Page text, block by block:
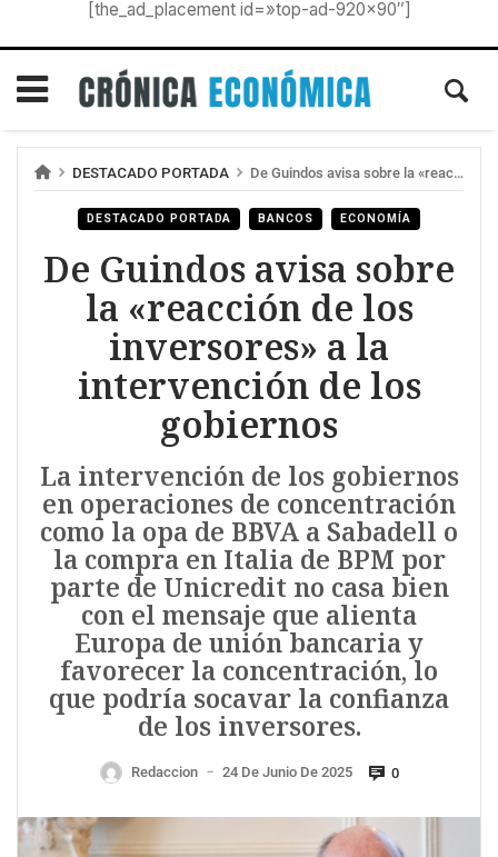
[the_ad_placement id=»top-ad-920×90″]
DESTACADO PORTADA De Guindos avisa sobre la «reacción de los inversores» a la intervención de los gobiernos
DESTACADO PORTADA BANCOS ECONOMÍA
De Guindos avisa sobre
la «reacción de los
inversores» a la
intervención de los
gobiernos
La intervención de los gobiernos
en operaciones de concentración
como la opa de BBVA a Sabadell o
la compra en Italia de BPM por
parte de Unicredit no casa bien
con el mensaje que alienta
Europa de unión bancaria y
favorecer la concentración, lo
que podría socavar la confianza
de los inversores.
Redaccion — 24 De Junio De 2025 0